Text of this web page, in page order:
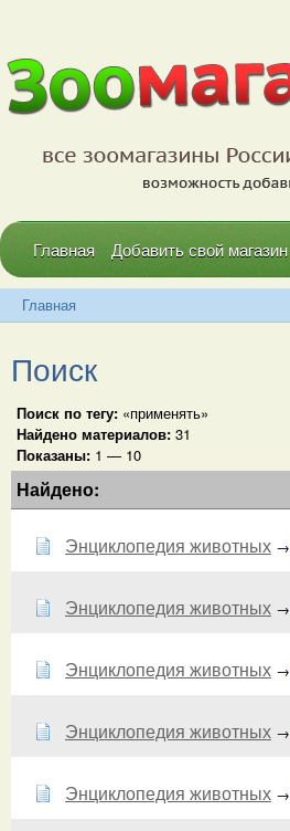
Главная Добавить свой магазин
Главная
Поиск
Поиск по тегу: «применять»
Найдено материалов: 31
Показаны: 1 — 10
Найдено:
Энциклопедия животных →
Энциклопедия животных →
Энциклопедия животных →
Энциклопедия животных →
Энциклопедия животных →